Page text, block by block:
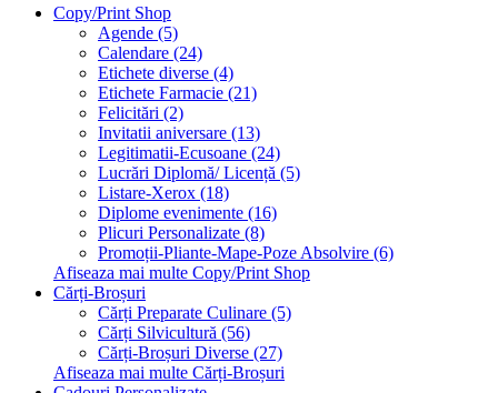
Copy/Print Shop
Agende (5)
Calendare (24)
Etichete diverse (4)
Etichete Farmacie (21)
Felicitări (2)
Invitatii aniversare (13)
Legitimatii-Ecusoane (24)
Lucrări Diplomă/ Licență (5)
Listare-Xerox (18)
Diplome evenimente (16)
Plicuri Personalizate (8)
Promoții-Pliante-Mape-Poze Absolvire (6)
Afiseaza mai multe Copy/Print Shop
Cărți-Broșuri
Cărți Preparate Culinare (5)
Cărți Silvicultură (56)
Cărți-Broșuri Diverse (27)
Afiseaza mai multe Cărți-Broșuri